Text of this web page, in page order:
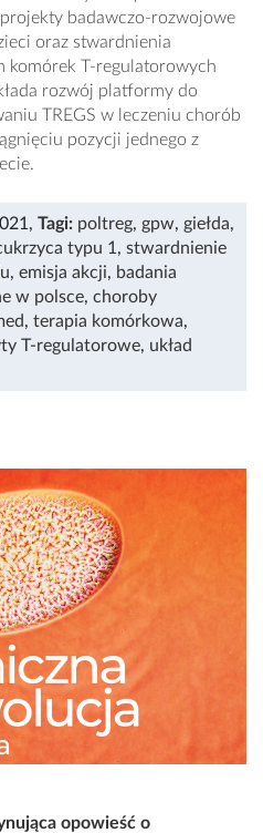
badawczo-rozwojowe
oraz stwardnienia
komórek T-regulatorowych
rozwój platformy do
TREGS w leczeniu chorób
pozycji jednego z
, Tagi: poltreg, gpw, giełda,
typu 1 , stwardnienie
, emisja akcji, badania
w polsce, choroby
, terapia komórkowa,
T-regulatorowe, układ
opowieść o